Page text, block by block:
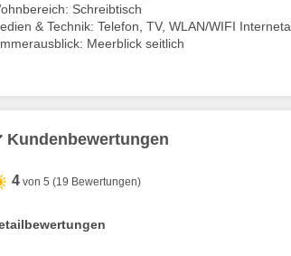
Schreibtisch
& Technik: Telefon, TV, WLAN/WIFI
Meerblick seitlich
Kundenbewertungen
4 von 5 (19 Bewertungen)